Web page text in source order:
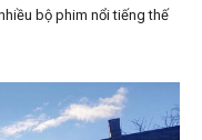
bộ phim nổi tiếng thế